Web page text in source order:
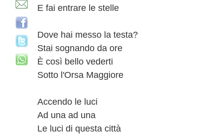
E fai entrare le stelle
Dove hai messo la testa?
Stai sognando da ore
È così bello vederti
Sotto l'Orsa Maggiore
Accendo le luci
Ad una ad una
Le luci di questa città